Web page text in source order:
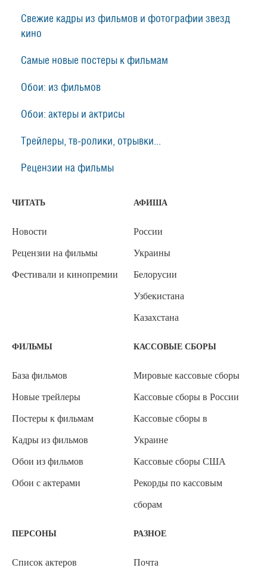
Свежие кадры из фильмов и фотографии звезд
кино
Самые новые постеры к фильмам
Обои: из фильмов
Обои: актеры и актрисы
Трейлеры, тв-ролики, отрывки...
Рецензии на фильмы
ЧИТАТЬ
Новости
Рецензии на фильмы
Фестивали и кинопремии
АФИША
России
Украины
Белорусии
Узбекистана
Казахстана
ФИЛЬМЫ
База фильмов
Новые трейлеры
Постеры к фильмам
Кадры из фильмов
Обои из фильмов
Обои с актерами
КАССОВЫЕ СБОРЫ
Мировые кассовые сборы
Кассовые сборы в России
Кассовые сборы в
Украине
Кассовые сборы США
Рекорды по кассовым
сборам
ПЕРСОНЫ
Список актеров
РАЗНОЕ
Почта